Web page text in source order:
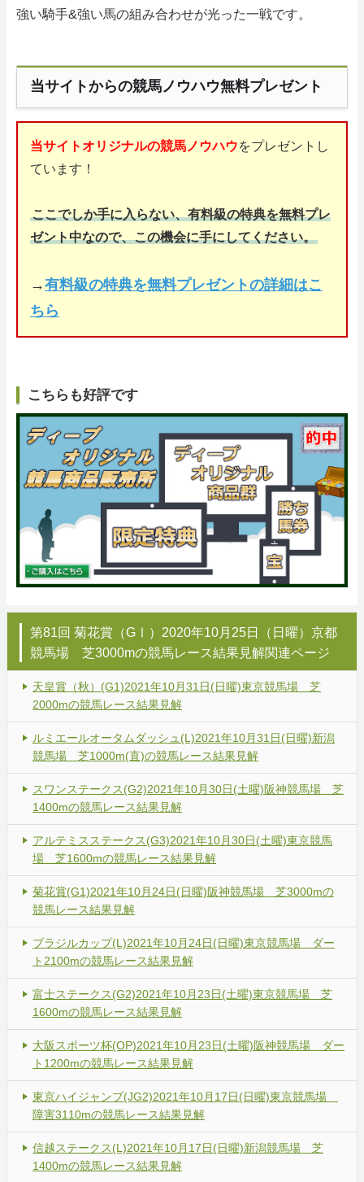
強い騎手&強い馬の組み合わせが光った一戦です。
当サイトからの競馬ノウハウ無料プレゼント
当サイトオリジナルの競馬ノウハウをプレゼントし
ています！
ここでしか手に入らない、有料級の特典を無料プレ
ゼント中なので、この機会に手にしてください。
→有料級の特典を無料プレゼントの詳細はこ
ちら
こちらも好評です
第81回 菊花賞（GⅠ）2020年10月25日（日曜）京都
競馬場 芝3000mの競馬レース結果見解関連ページ
天皇賞（秋）(G1)2021年10月31日(日曜)東京競馬場 芝
2000mの競馬レース結果見解
ルミエールオータムダッシュ(L)2021年10月31日(日曜)新潟
競馬場 芝1000m(直)の競馬レース結果見解
スワンステークス(G2)2021年10月30日(土曜)阪神競馬場 芝
1400mの競馬レース結果見解
アルテミスステークス(G3)2021年10月30日(土曜)東京競馬
場 芝1600mの競馬レース結果見解
菊花賞(G1)2021年10月24日(日曜)阪神競馬場 芝3000mの
競馬レース結果見解
ブラジルカップ(L)2021年10月24日(日曜)東京競馬場 ダー
ト2100mの競馬レース結果見解
富士ステークス(G2)2021年10月23日(土曜)東京競馬場 芝
1600mの競馬レース結果見解
大阪スポーツ杯(OP)2021年10月23日(土曜)阪神競馬場 ダー
ト1200mの競馬レース結果見解
東京ハイジャンプ(JG2)2021年10月17日(日曜)東京競馬場
障害3110mの競馬レース結果見解
信越ステークス(L)2021年10月17日(日曜)新潟競馬場 芝
1400mの競馬レース結果見解